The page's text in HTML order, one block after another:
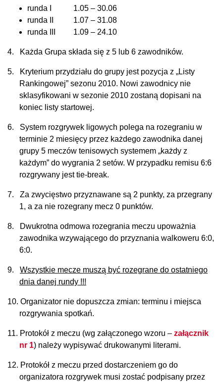
runda I 1.05 – 30.06
runda II 1.07 – 31.08
runda III 1.09 – 24.10
4. Każda Grupa składa się z 5 lub 6 zawodników.
5.
Kryterium przydziału do grupy jest pozycja z „Listy
Rankingowej” sezonu 2010. Nowi zawodnicy nie
sklasyfikowani w sezonie 2010 zostaną dopisani na
koniec listy startowej.
6.
System rozgrywek ligowych polega na rozegraniu w
terminie 2 miesięcy przez każdego zawodnika danej
grupy 5 meczów tenisowych systemem „każdy z
każdym” do wygrania 2 setów. W przypadku remisu 6:6
rozgrywany jest tie-break.
7.
Za zwycięstwo przyznawane są 2 punkty, za przegrany
1, a za nie rozegrany mecz 0 punktów.
8.
Dwukrotna odmowa rozegrania meczu upoważnia
zawodnika wzywającego do przyznania walkoweru 6:0,
6:0.
9.
Wszystkie mecze muszą być rozegrane do ostatniego
dnia danej rundy !!!
10. Organizator nie dopuszcza zmian: terminu i miejsca
rozgrywania spotkań.
11. Protokół z meczu (wg załączonego wzoru – załącznik
nr 1) należy wypisywać drukowanymi literami.
12. Protokół z meczu przed dostarczeniem go do
organizatora rozgrywek musi zostać podpisany przez